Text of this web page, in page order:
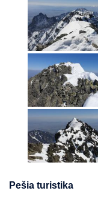
Pešia turistika